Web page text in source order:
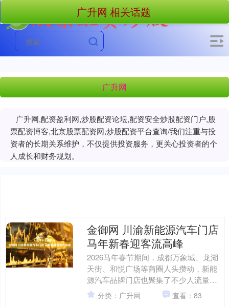
广升网
广升网,配资盈利网,炒股配资论坛,配资安全炒股配资门户,股
票配资博客,北京股票配资网,炒股配资平台查询/我们注重与投
资者的长期关系维护，不仅提供投资服务，更关心投资者的个
人成长和财务规划。
广升网 相关话题
金御网 川渝新能源汽车门店
马年新春迎客流高峰
2026马年春节期间，成都万象城、龙湖
天街、和悦广场等商圈人头攒动，新能
源汽车品牌门店也聚集了不少人流量。
在成都的街道上，绿牌乘用车已占据了
相当比例。 近年来，....
分类：广升网 查看：83